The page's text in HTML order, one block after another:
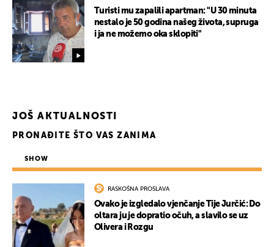
Turisti mu zapalili apartman: "U 30 minuta
nestalo je 50 godina našeg života, supruga
i ja ne možemo oka sklopiti"
JOŠ AKTUALNOSTI
PRONAĐITE ŠTO VAS ZANIMA
SHOW
RASKOŠNA PROSLAVA
Ovako je izgledalo vjenčanje Tije Jurčić: Do
oltara ju je dopratio očuh, a slavilo se uz
Olivera i Rozgu